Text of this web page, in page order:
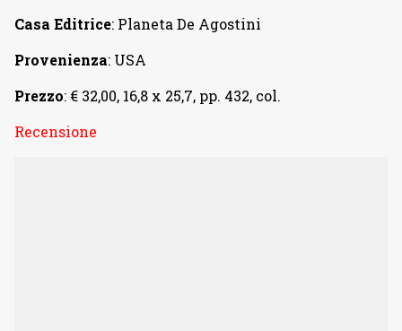
Casa Editrice: Planeta De Agostini
Provenienza: USA
Prezzo: € 32,00, 16,8 x 25,7, pp. 432, col.
Recensione